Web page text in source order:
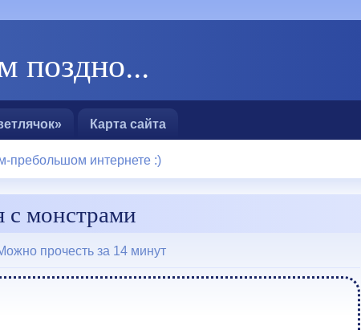
поздно...
Карта сайта
пребольшом интернете :)
с монстрами
прочесть за 14 минут